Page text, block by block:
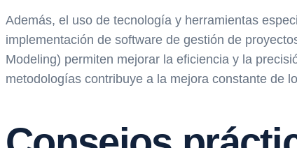
Además, el uso de tecnología y herramientas
implementación de software de gestión de
Modeling) permiten mejorar la eficiencia y la
metodologías contribuye a la mejora constante de